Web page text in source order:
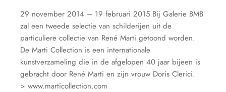
29 november 2014 – 19 februari 2015 Bij Galerie BMB
zal een tweede selectie van schilderijen uit de
particuliere collectie van René Marti getoond worden.
De Marti Collection is een internationale
kunstverzameling die in de afgelopen 40 jaar bijeen is
gebracht door René Marti en zijn vrouw Doris Clerici.
> www.marticollection.com